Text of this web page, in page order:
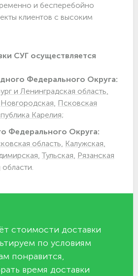
и бесперебойно
клиентов с высоким
СУГ осуществляется
Федерального Округа:
и Ленинградская область,
Новгородская, Псковская
Карелия;
Федерального Округа:
область, Калужская,
Тульская, Рязанская
области.
стоимости доставки
по условиям
понравится,
время доставки